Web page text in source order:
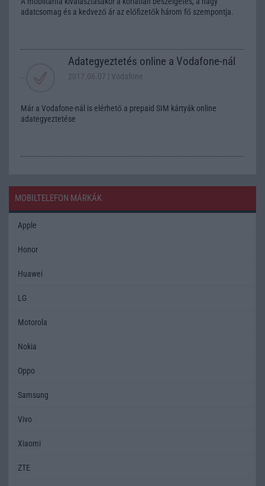
adatcsomag és a kedvező ár az előfizetők három fő szempontja.
Adategyeztetés online a Vodafone-nál
2017.06.07 | Vodafone
Már a Vodafone-nál is elérhető a prepaid SIM kártyák online
adategyeztetése
MOBILTELEFON MÁRKÁK
Apple
Honor
Huawei
LG
Motorola
Nokia
Oppo
Samsung
Vivo
Xiaomi
ZTE